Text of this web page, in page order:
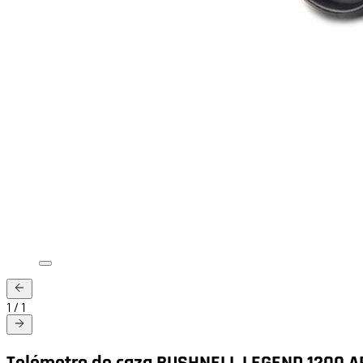
1 / 1